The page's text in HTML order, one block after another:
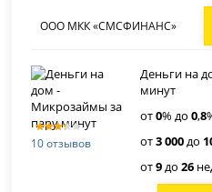
ООО МКК «СМСФИНАНС»
10 отзывов
Деньги на
минут
от0% до0,8
от3 000до
от9до26